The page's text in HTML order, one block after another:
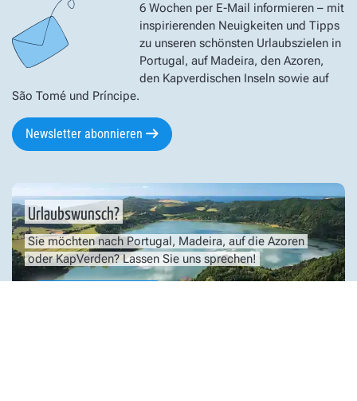
6 Wochen per E-Mail informieren – mit
inspirierenden Neuigkeiten und Tipps
zu unseren schönsten Urlaubszielen in
Portugal, auf Madeira, den Azoren,
den Kapverdischen Inseln sowie auf
São Tomé und Príncipe.
Newsletter abonnieren
Urlaubswunsch?
Sie möchten nach Portugal, Madeira, auf die Azoren
oder KapVerden? Lassen Sie uns sprechen!